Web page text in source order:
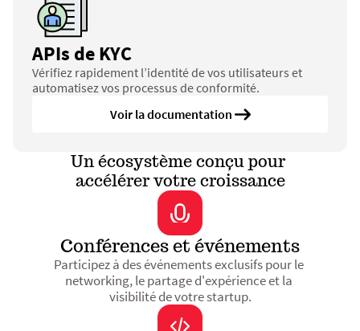
APIs de KYC
Vérifiez rapidement l’identité de vos utilisateurs et
automatisez vos processus de conformité.
Voir la documentation
Un écosystème conçu pour
accélérer votre croissance
Conférences et événements
Participez à des événements exclusifs pour le
networking, le partage d'expérience et la
visibilité de votre startup.